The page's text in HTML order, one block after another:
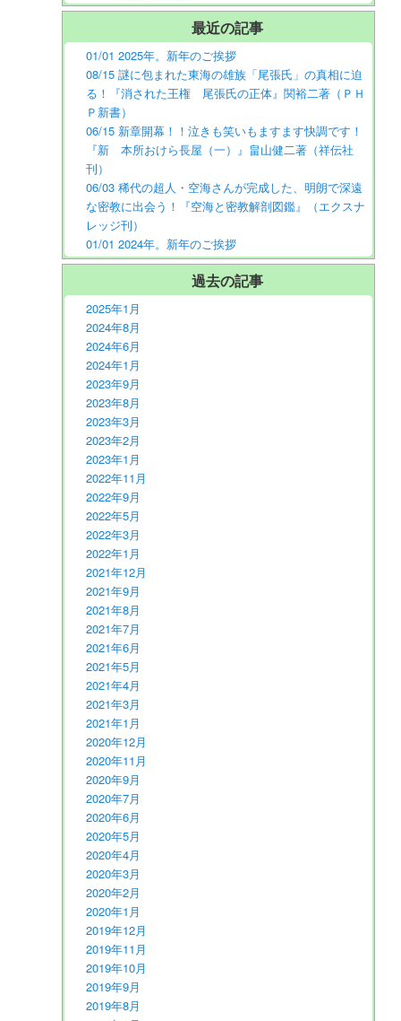
最近の記事
01/01 2025年。新年のご挨拶
08/15 謎に包まれた東海の雄族「尾張氏」の真相に迫
る！『消された王権 尾張氏の正体』関裕二著（ＰＨ
Ｐ新書）
06/15 新章開幕！！泣きも笑いもますます快調です！
『新 本所おけら長屋（一）』畠山健二著（祥伝社
刊）
06/03 稀代の超人・空海さんが完成した、明朗で深遠
な密教に出会う！『空海と密教解剖図鑑』（エクスナ
レッジ刊）
01/01 2024年。新年のご挨拶
過去の記事
2025年1月
2024年8月
2024年6月
2024年1月
2023年9月
2023年8月
2023年3月
2023年2月
2023年1月
2022年11月
2022年9月
2022年5月
2022年3月
2022年1月
2021年12月
2021年9月
2021年8月
2021年7月
2021年6月
2021年5月
2021年4月
2021年3月
2021年1月
2020年12月
2020年11月
2020年9月
2020年7月
2020年6月
2020年5月
2020年4月
2020年3月
2020年2月
2020年1月
2019年12月
2019年11月
2019年10月
2019年9月
2019年8月